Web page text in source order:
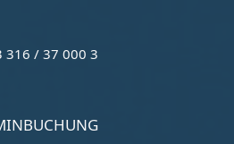
316 / 37 000 3